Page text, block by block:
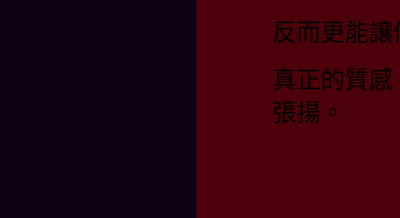
反而更能
真正的質
張揚。